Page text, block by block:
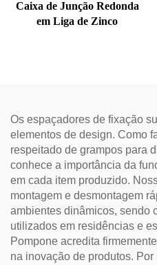
Caixa de Junção Redonda
em Liga de Zinco
Os espaçadores de fixação
elementos de design. Como
respeitado de grampos para
conhece a importância da
em cada item produzido.
montagem e desmontagem
ambientes dinâmicos, sendo
utilizados em residências e
Pompone acredita
na inovação de produtos.